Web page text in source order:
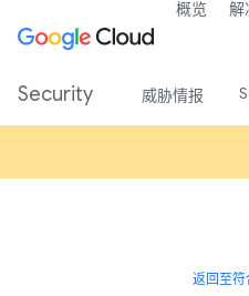
返回至
概览 解
Security 威胁情报